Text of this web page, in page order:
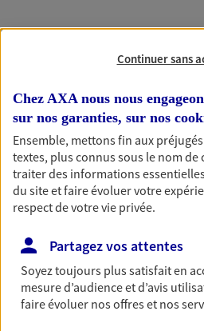
Nos offres
Épargne
Réalisez vos projets grâce à
immobilier, études des
du monde… Épargnez à
simplement, selon votre profil.
Découvrir les offres Épargne
Continuer sans
Chez AXA nous nous
sur nos garanties, sur nos
Ensemble, mettons fin aux
textes, plus connus sous le nom de
traiter des informations
du site et faire évoluer votre
respect de votre vie privée.
Partagez vos attentes
Soyez toujours plus satisfait en
mesure d’audience et d’avis
faire évoluer nos offres et nos